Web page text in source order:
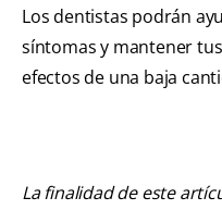
Los dentistas podrán
síntomas y mantener
efectos de una baja
La finalidad de este